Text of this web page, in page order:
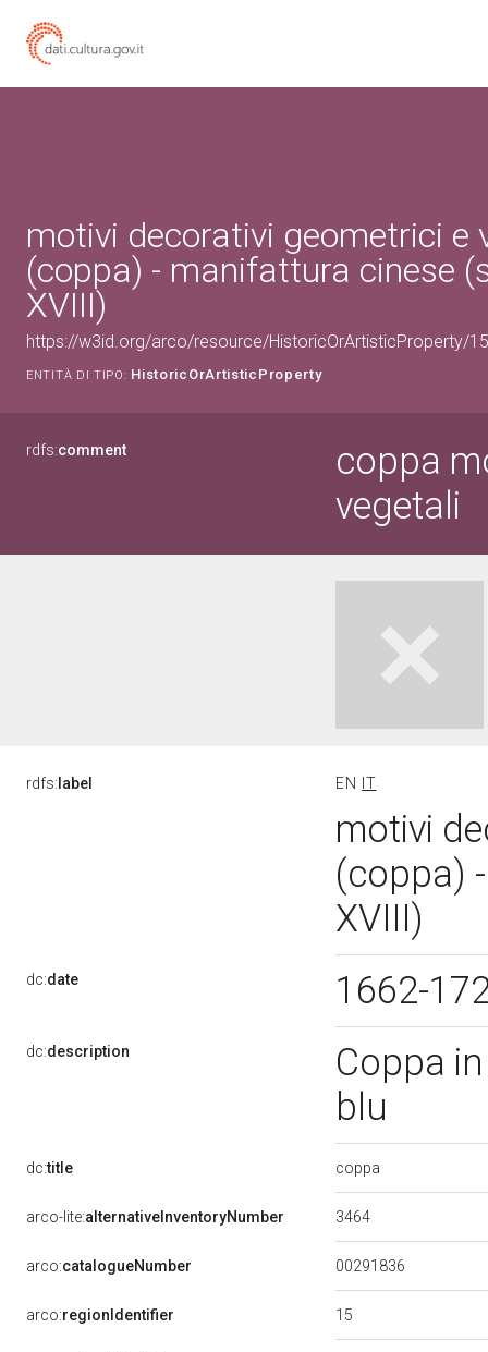
motivi decorativi geometrici e
(coppa) - manifattura cinese
XVIII)
https://w3id.org/arco/resource/HistoricOrArtisticProperty/
ENTITÀ DI TIPO: HistoricOrArtisticProperty
rdfs:comment
coppa
vegetali
rdfs: label EN IT
motivi
(coppa)
XVIII)
dc:date 1662-
dc:description
Coppa
blu
dc:title coppa
arco-lite:alternativeInventoryNumber 3464
arco:catalogueNumber 00291836
arco:regionIdentifier 15